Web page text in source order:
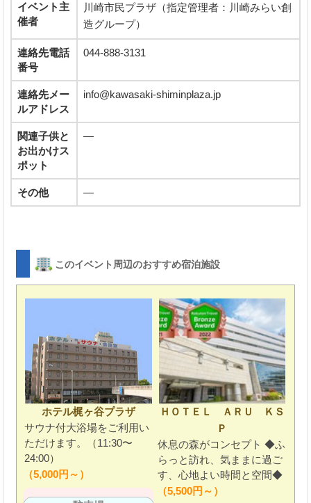
イベント主
催者
川崎市民プラザ（指定管理者：川崎みらい創
造グループ）
連絡先電話
番号
044-888-3131
連絡先メー
ルアドレス
info@kawasaki-shiminplaza.jp
関連子供と
お出かけス
ポット
―
その他 ―
このイベント周辺のおすすめ宿泊施設
ホテル梶ヶ谷プラザ
サウナ付大浴場をご利用い
ただけます。（11:30〜
24:00）
（5,000円～）
ＨＯＴＥＬ ＡＲＵ ＫＳ
Ｐ
休息の森がコンセプト ◆ふ
らっと訪れ、気ままに過ご
す、心地よい時間と空間◆
（5,500円～）